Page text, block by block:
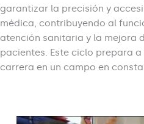
garantizar la precisión y
médica, contribuyendo al
atención sanitaria y la mejora
pacientes. Este ciclo prepara
carrera en un campo en